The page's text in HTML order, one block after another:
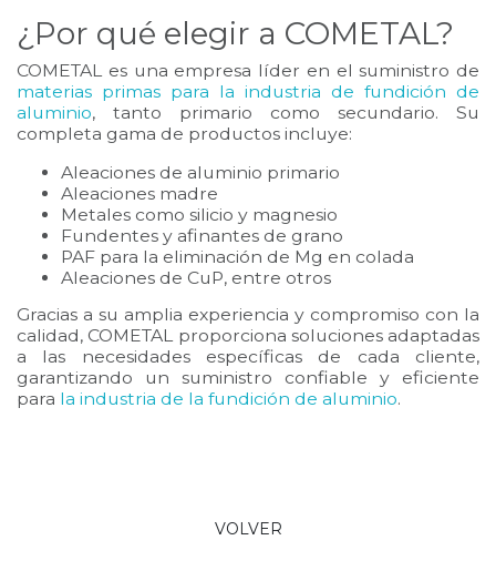
¿Por qué elegir a COMETAL?
COMETAL es una empresa líder en el suministro de
materias primas para la industria de fundición de
aluminio, tanto primario como secundario. Su
completa gama de productos incluye:
Aleaciones de aluminio primario
Aleaciones madre
Metales como silicio y magnesio
Fundentes y afinantes de grano
PAF para la eliminación de Mg en colada
Aleaciones de CuP, entre otros
Gracias a su amplia experiencia y compromiso con la
calidad, COMETAL proporciona soluciones adaptadas
a las necesidades específicas de cada cliente,
garantizando un suministro confiable y eficiente
para la industria de la fundición de aluminio.
VOLVER